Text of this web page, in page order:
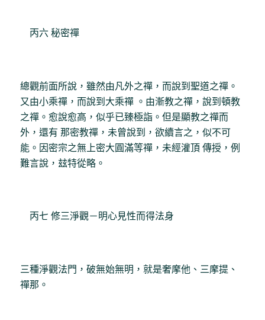
丙六 秘密禪
總觀前面所說，雖然由凡外之禪，而說到聖道之禪。
又由小乘禪，而說到大乘禪 。由漸教之禪，說到頓教
之禪。愈說愈高，似乎已臻極詣。但是顯教之禪而
外，還有 那密教禪，未曾說到，欲續言之，似不可
能。因密宗之無上密大圓滿等禪，未經灌頂 傳授，例
難言說，玆特從略。
丙七 修三淨觀－明心見性而得法身
三種淨觀法門，破無始無明，就是奢摩他、三摩提、
禪那。